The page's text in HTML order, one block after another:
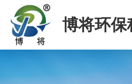
博将环保
司